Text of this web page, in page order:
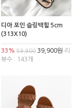
디아 포인 슬링백힐 5cm
(313X10)
33% 59,90039,900원 리
뷰수 : 143개